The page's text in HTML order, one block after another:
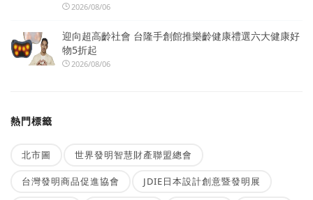
2026/08/06
迎向超高齡社會 台隆手創館推樂齡健康禮選六大健康好
物5折起
2026/08/06
熱門標籤
北市圖 世界發明智慧財產聯盟總會
台灣發明商品促進協會 JDIE日本設計創意暨發明展